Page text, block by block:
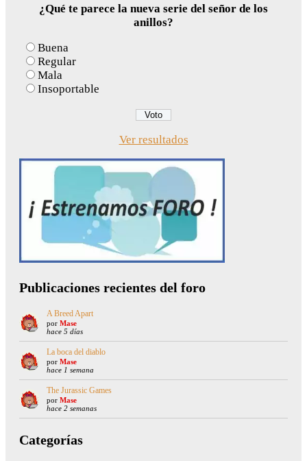
¿Qué te parece la nueva serie del señor de los
anillos?
Buena
Regular
Mala
Insoportable
Ver resultados
Publicaciones recientes del foro
A Breed Apart
por Mase
hace 5 días
La boca del diablo
por Mase
hace 1 semana
The Jurassic Games
por Mase
hace 2 semanas
Categorías